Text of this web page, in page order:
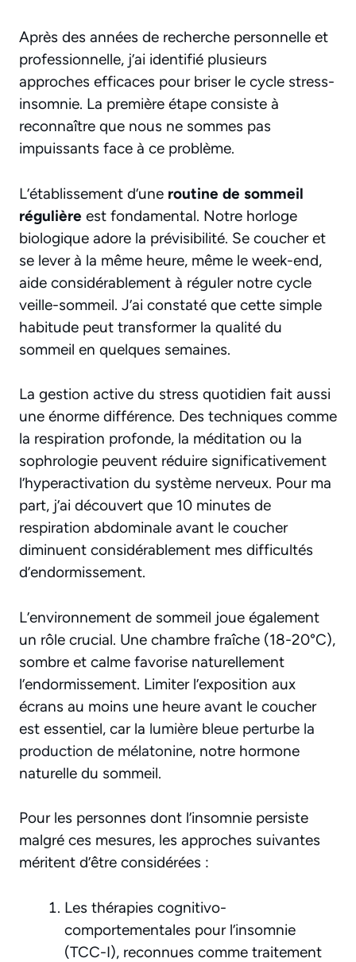
Après des années de recherche personnelle et
professionnelle, j’ai identifié plusieurs
approches efficaces pour briser le cycle stress-
insomnie. La première étape consiste à
reconnaître que nous ne sommes pas
impuissants face à ce problème.
L’établissement d’une routine de sommeil
régulière est fondamental. Notre horloge
biologique adore la prévisibilité. Se coucher et
se lever à la même heure, même le week-end,
aide considérablement à réguler notre cycle
veille-sommeil. J’ai constaté que cette simple
habitude peut transformer la qualité du
sommeil en quelques semaines.
La gestion active du stress quotidien fait aussi
une énorme différence. Des techniques comme
la respiration profonde, la méditation ou la
sophrologie peuvent réduire significativement
l’hyperactivation du système nerveux. Pour ma
part, j’ai découvert que 10 minutes de
respiration abdominale avant le coucher
diminuent considérablement mes difficultés
d’endormissement.
L’environnement de sommeil joue également
un rôle crucial. Une chambre fraîche (18-20°C),
sombre et calme favorise naturellement
l’endormissement. Limiter l’exposition aux
écrans au moins une heure avant le coucher
est essentiel, car la lumière bleue perturbe la
production de mélatonine, notre hormone
naturelle du sommeil.
Pour les personnes dont l’insomnie persiste
malgré ces mesures, les approches suivantes
méritent d’être considérées :
Les thérapies cognitivo-
comportementales pour l’insomnie
(TCC-I), reconnues comme traitement